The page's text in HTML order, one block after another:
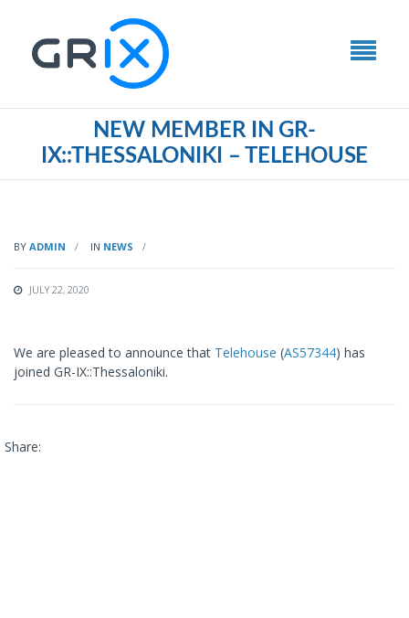
NEW MEMBER IN GR-
IX::THESSALONIKI – TELEHOUSE
BY ADMIN IN NEWS
JULY 22, 2020
We are pleased to announce that Telehouse (AS57344) has
joined GR-IX::Thessaloniki.
Share: